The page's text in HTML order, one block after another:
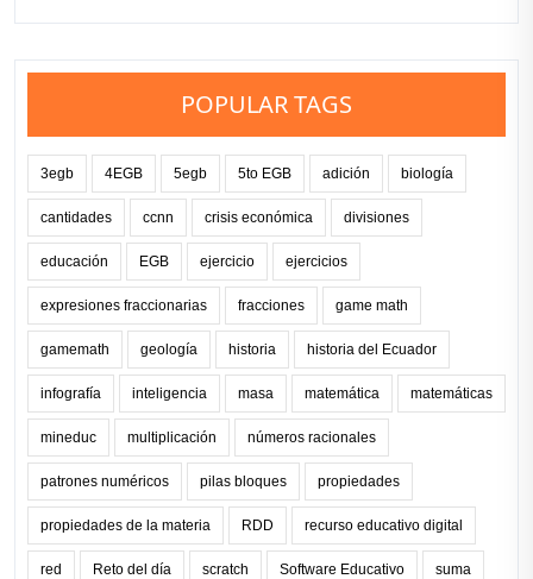
POPULAR TAGS
3egb 4EGB 5egb 5to EGB adición biología
cantidades ccnn crisis económica divisiones
educación EGB ejercicio ejercicios
expresiones fraccionarias fracciones game math
gamemath geología historia historia del Ecuador
infografía inteligencia masa matemática matemáticas
mineduc multiplicación números racionales
patrones numéricos pilas bloques propiedades
propiedades de la materia RDD recurso educativo digital
red Reto del día scratch Software Educativo suma